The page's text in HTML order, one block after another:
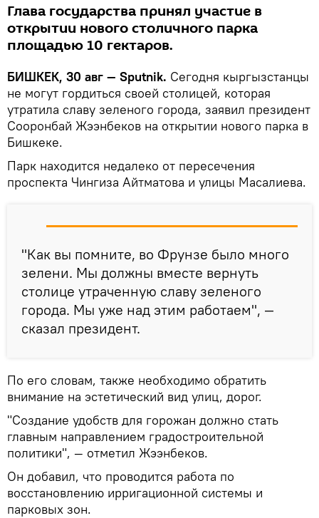
Глава государства принял участие в
открытии нового столичного парка
площадью 10 гектаров.
БИШКЕК, 30 авг — Sputnik. Сегодня кыргызстанцы
не могут гордиться своей столицей, которая
утратила славу зеленого города, заявил президент
Сооронбай Жээнбеков на открытии нового парка в
Бишкеке.
Парк находится недалеко от пересечения
проспекта Чингиза Айтматова и улицы Масалиева.
"Как вы помните, во Фрунзе было много
зелени. Мы должны вместе вернуть
столице утраченную славу зеленого
города. Мы уже над этим работаем", —
сказал президент.
По его словам, также необходимо обратить
внимание на эстетический вид улиц, дорог.
"Создание удобств для горожан должно стать
главным направлением градостроительной
политики", — отметил Жээнбеков.
Он добавил, что проводится работа по
восстановлению ирригационной системы и
парковых зон.